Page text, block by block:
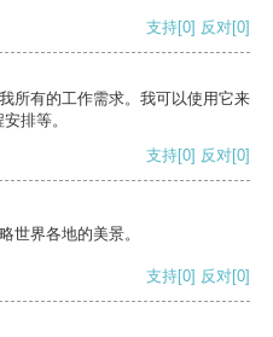
支持[0] 反对[0]
所有的工作需求。我可以使用它来
排等。
支持[0] 反对[0]
世界各地的美景。
支持[0] 反对[0]